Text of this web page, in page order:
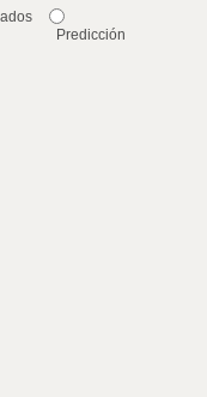
Predicción